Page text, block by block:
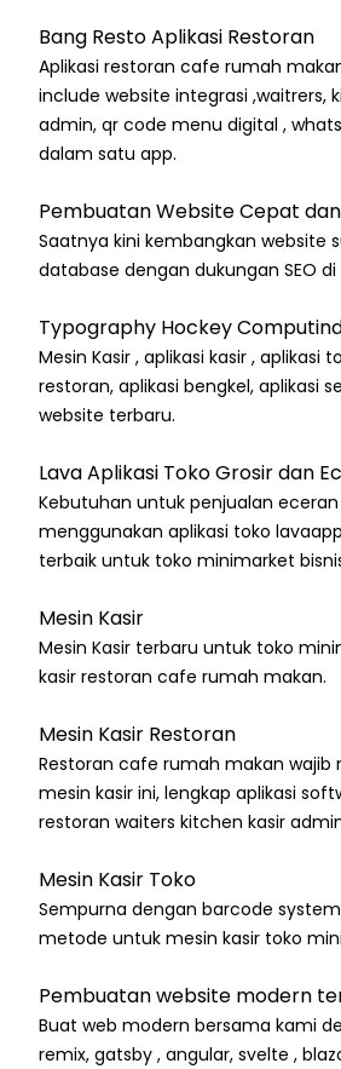
Bang Resto Aplikasi Restoran
Aplikasi restoran cafe rumah
include website integrasi ,waitrers,
admin, qr code menu digital ,
dalam satu app.
Pembuatan Website Cepat dan
Saatnya kini kembangkan website
database dengan dukungan SEO
Typography Hockey
Mesin Kasir , aplikasi kasir , aplikasi
restoran, aplikasi bengkel, aplikasi
website terbaru.
Lava Aplikasi Toko Grosir dan
Kebutuhan untuk penjualan
menggunakan aplikasi toko
terbaik untuk toko minimarket
Mesin Kasir
Mesin Kasir terbaru untuk toko
kasir restoran cafe rumah makan.
Mesin Kasir Restoran
Restoran cafe rumah makan wajib
mesin kasir ini, lengkap aplikasi
restoran waiters kitchen kasir
Mesin Kasir Toko
Sempurna dengan barcode
metode untuk mesin kasir toko
Pembuatan website modern
Buat web modern bersama kami
remix, gatsby , angular, svelte ,